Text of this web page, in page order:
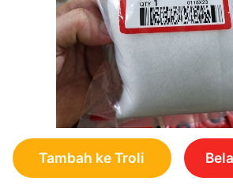
Tambah ke Troli